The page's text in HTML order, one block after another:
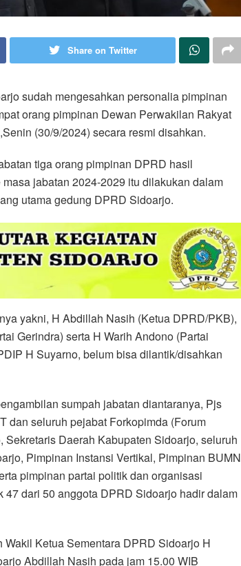
Share on Twitter
sudah mengesahkan personalia pimpinan
orang pimpinan Dewan Perwakilan Rakyat
(30/9/2024) secara resmi disahkan.
tiga orang pimpinan DPRD hasil
jabatan 2024-2029 itu dilakukan dalam
utama gedung DPRD Sidoarjo.
yakni, H Abdillah Nasih (Ketua DPRD/PKB),
Gerindra) serta H Warih Andono (Partai
H Suyarno, belum bisa dilantik/disahkan
sumpah jabatan diantaranya, Pjs
dan seluruh pejabat Forkopimda (Forum
Daerah Kabupaten Sidoarjo, seluruh
Pimpinan Instansi Vertikal, Pimpinan BUMN
pimpinan partai politik dan organisasi
dari 50 anggota DPRD Sidoarjo hadir dalam
Ketua Sementara DPRD Sidoarjo H
Abdillah Nasih pada jam 15.00 WIB